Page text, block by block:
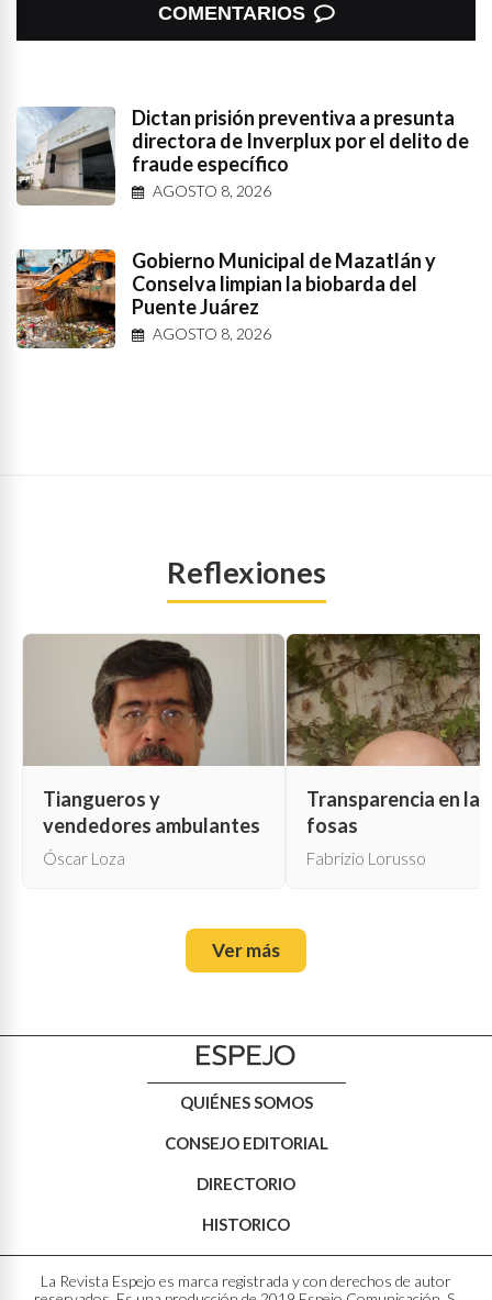
COMENTARIOS
Dictan prisión preventiva a presunta
directora de Inverplux por el delito de
fraude específico
AGOSTO 8, 2026
Gobierno Municipal de Mazatlán y
Conselva limpian la biobarda del
Puente Juárez
AGOSTO 8, 2026
Reflexiones
Tiangueros y
vendedores ambulantes
Óscar Loza
Transparencia en las
fosas
Fabrizio Lorusso
Ver más
QUIÉNES SOMOS
CONSEJO EDITORIAL
DIRECTORIO
HISTORICO
La Revista Espejo es marca registrada y con derechos de autor